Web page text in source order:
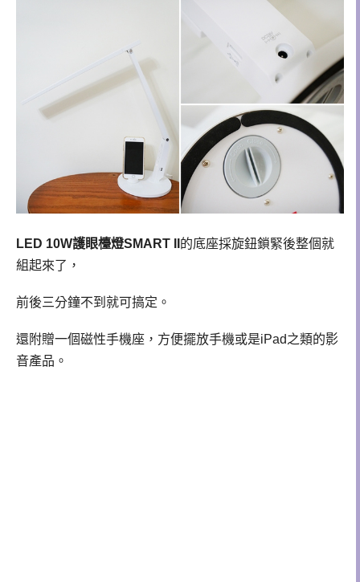
LED 10W護眼檯燈SMART II 的底座採旋鈕鎖緊後整個就
組起來了，
前後三分鐘不到就可搞定。
還附贈一個磁性手機座，方便擺放手機或是iPad之類的影
音產品。